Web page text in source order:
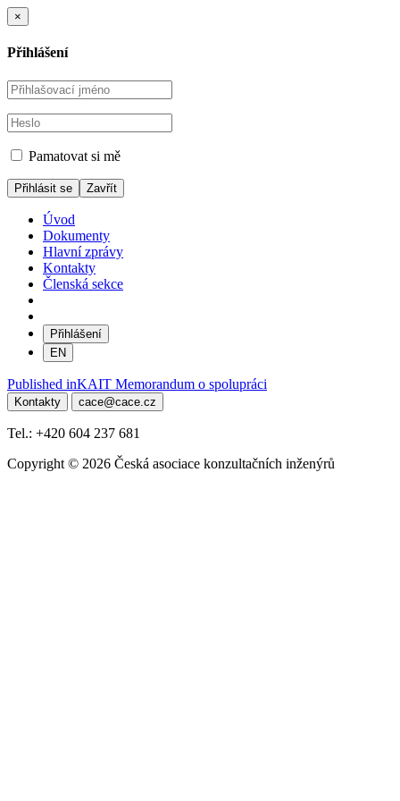
×
Přihlášení
Pamatovat si mě
Zavřít
Úvod
Dokumenty
Hlavní zprávy
Kontakty
Členská sekce
Přihlášení
EN
Navigace
pro
příspěvek
Published inKAIT Memorandum o spolupráci
Kontakty cace@cace.cz
Tel.: +420 604 237 681
Copyright © 2026 Česká asociace konzultačních inženýrů